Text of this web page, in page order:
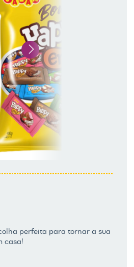
perfeita para tornar a sua
casa!